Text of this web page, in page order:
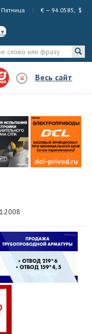
Пятница € — 94.0585, $
▼
Весь сайт